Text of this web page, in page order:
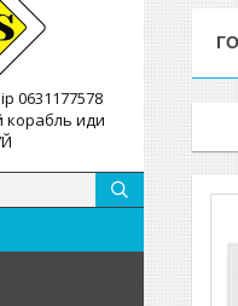
0631177578
корабль иди